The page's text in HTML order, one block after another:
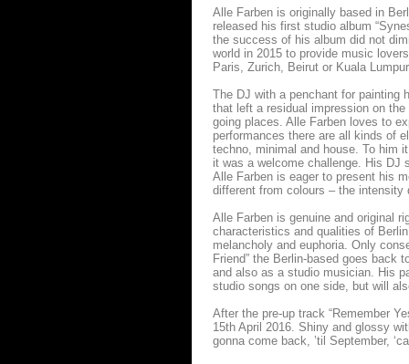
Alle Farben is originally based in
released his first studio album
the success of his album did not
world in 2015 to provide music
Paris, Zurich, Beirut or Kuala
The DJ with a penchant for painting
that left a residual impression on
going places. Alle Farben loves to
performances there are all kinds of
techno, minimal and house. To him
it was a welcome challenge. His DJ
Alle Farben is eager to present his
different from colours – the intensity
Alle Farben is genuine and original
characteristics and qualities of
melancholy and euphoria. Only
Friend” the Berlin-based goes
and also as a studio musician. His
studio songs on one side, but will
After the pre-up track “Remember
15th April 2016. Shiny and glossy
gonna come back, ’til September,